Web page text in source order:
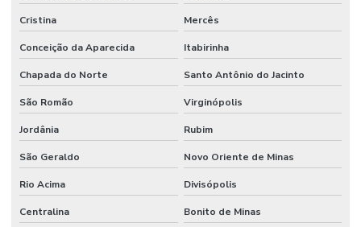
Cristina Mercês
Conceição da Aparecida Itabirinha
Chapada do Norte Santo Antônio do Jacinto
São Romão Virginópolis
Jordânia Rubim
São Geraldo Novo Oriente de Minas
Rio Acima Divisópolis
Centralina Bonito de Minas